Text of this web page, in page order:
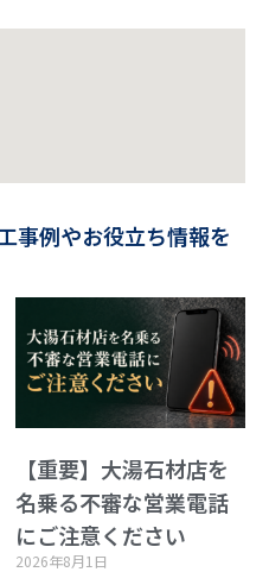
事例やお役立ち情報を
【重要】大湯石材店を
名乗る不審な営業電話
にご注意ください
2026年8月1日